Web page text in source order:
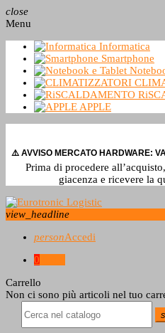
close
Menu
Informatica
Smartphone
APPLE
⚠️ AVVISO MERCATO HARDWARE:
Prima di procedere all’acquisto,
giacenza e ricevere la
view_headline
personAccedi
0
Carrello
Non ci sono più articoli nel tuo